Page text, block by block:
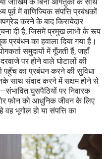
में वाणिज्यिक संपत्ति प्रबंधकों
करने के बाद किरायेदार
दी है, जिसमें प्रमुख लाभों के रूप
का हवाला दिया गया है।
समुदायों में गूँजती हैं, जहाँ
पर होने वाले घोटालों की
का प्रबंधन करने की सुविधा
साथ संवाद करने में सक्षम होने से
घुसपैठियों पर निवारक
फोन को आधुनिक जीवन के लिए
वह भूगोल हो या संपत्ति का